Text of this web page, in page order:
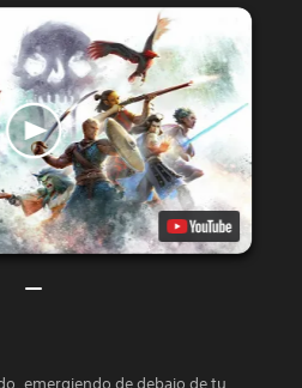
emergiendo de debajo de tu